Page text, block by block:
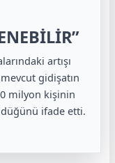
artışı
gidişatın
milyon kişinin
ifade etti.